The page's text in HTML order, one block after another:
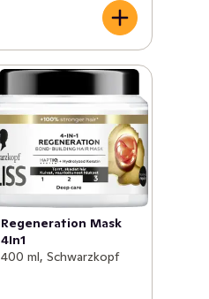
Regeneration Mask
4In1
400 ml, Schwarzkopf